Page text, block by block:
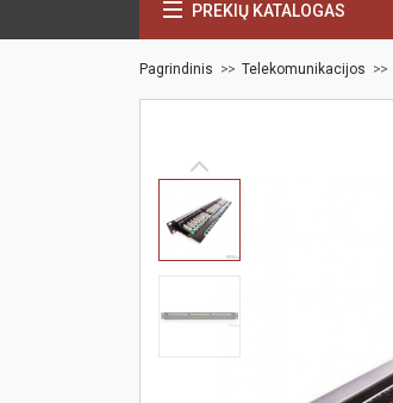
PREKIŲ KATALOGAS
Pagrindinis Telekomunikacijos